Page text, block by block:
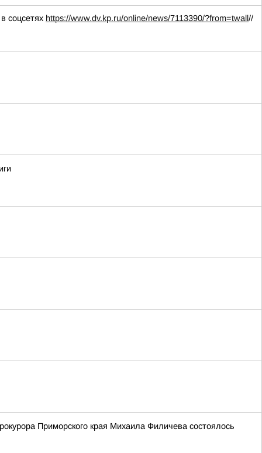
соцсетях https://www.dv.kp.ru/online/news/7113390/?from=twall//
Приморского края Михаила Филичева состоялось